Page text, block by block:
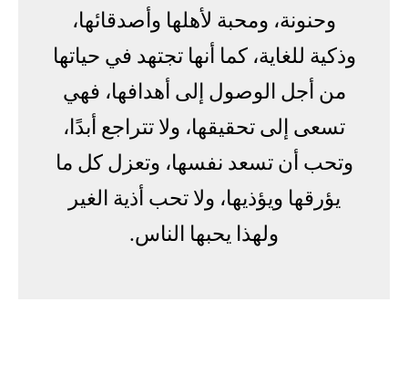
وحنونة، ومحبة لأهلها وأصدقائها،
وذكية للغاية، كما أنها تجتهد في حياتها
من أجل الوصول إلى أهدافها، فهي
تسعى إلى تحقيقها، ولا تتراجع أبدًا،
وتحب أن تسعد نفسها، وتعزل كل ما
يؤرقها ويؤذيها، ولا تحب أذية الغير
ولهذا يحبها الناس.